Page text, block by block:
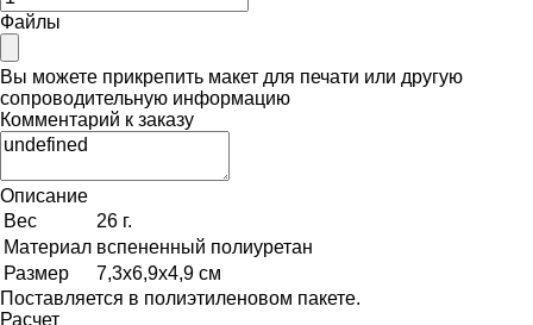
Файлы
Вы можете прикрепить макет для печати или другую
сопроводительную информацию
Комментарий к заказу
Описание
Вес
26 г.
Материал вспененный полиуретан
Размер
7,3х6,9х4,9 см
Поставляется в полиэтиленовом пакете.
Расчет